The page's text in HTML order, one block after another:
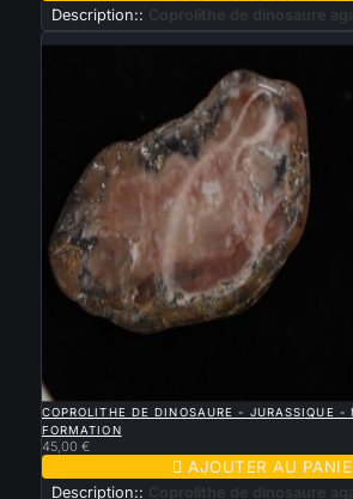
Description:: Coprolithe de dinosaure
Nouveau

COPROLITHE DE DINOSAURE - JURASSIQUE -
FORMATION
45,00 €
 AJOUTER AU
Description:: Coprolithe de dinosaure